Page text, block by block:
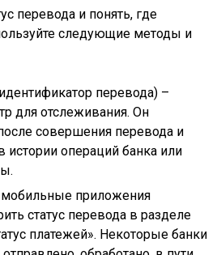
перевода и понять, где
следующие методы и
перевода) –
для отслеживания. Он
совершения перевода и
истории операций банка или
мобильные приложения
статус перевода в разделе
платежей». Некоторые банки